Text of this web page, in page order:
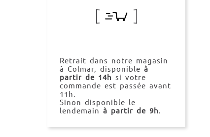
Retrait dans notre magasin
à Colmar, disponible à
partir de 14h si votre
commande est passée avant
11h.
Sinon disponible le
lendemain à partir de 9h.